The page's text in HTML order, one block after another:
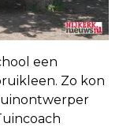
een
Zo kon